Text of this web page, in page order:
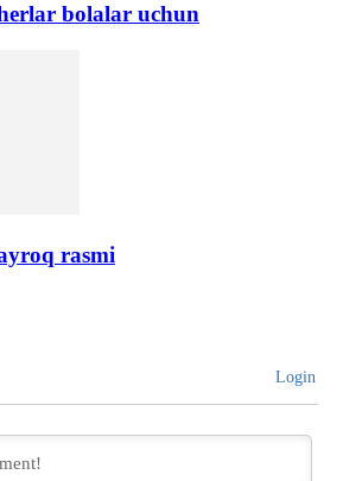
bolalar uchun
rasmi
Login